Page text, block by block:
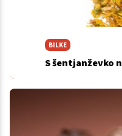
BILKE
S šentjanževko